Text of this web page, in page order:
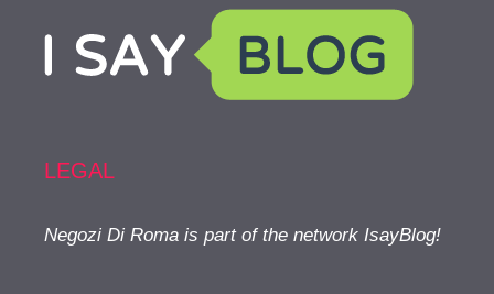
LEGAL
Negozi Di Roma is part of the network IsayBlog!